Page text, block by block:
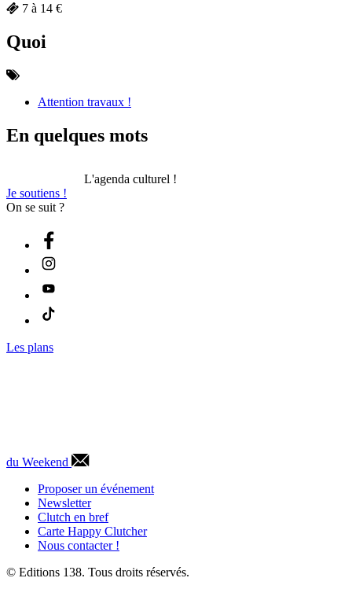
7 à 14 €
Quoi
Attention travaux !
En quelques mots
L'agenda culturel !
Je soutiens !
On se suit ?
Les plans
du Weekend
Proposer un événement
Newsletter
Clutch en bref
Carte Happy Clutcher
Nous contacter !
© Editions 138. Tous droits réservés.